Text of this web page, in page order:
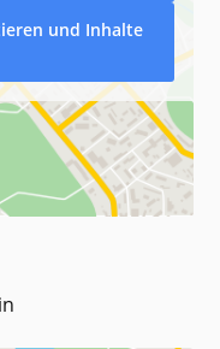
und Inhalte